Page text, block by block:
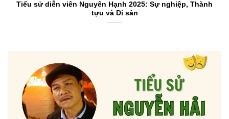
Tiểu sử diễn viên Nguyên Hạnh 2025: Sự nghiệp, Thành
tựu và Di sản